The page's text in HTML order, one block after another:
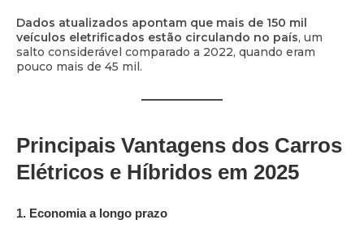
Dados atualizados apontam que mais de 150 mil
veículos eletrificados estão circulando no país, um
salto considerável comparado a 2022, quando eram
pouco mais de 45 mil.
Principais Vantagens dos Carros
Elétricos e Híbridos em 2025
1. Economia a longo prazo